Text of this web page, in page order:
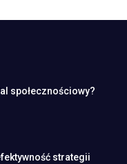
społecznościowy?
strategii